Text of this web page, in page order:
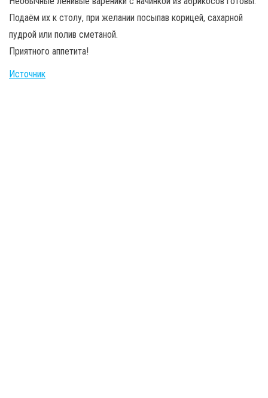
Подаём их к столу, при желании посыпав корицей, сахарной
пудрой или полив сметаной.
Приятного аппетита!
Источник